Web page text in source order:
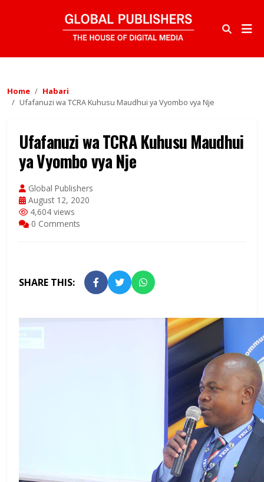
Home
Habari
Ufafanuzi wa TCRA Kuhusu Maudhui ya Vyombo vya Nje
Ufafanuzi wa TCRA Kuhusu Maudhui
ya Vyombo vya Nje
Global Publishers
August 12, 2020
4,604 views
0 Comments
SHARE THIS: